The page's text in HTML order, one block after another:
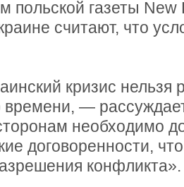
польской газеты New
считают, что
кризис нельзя
времени, —
необходимо
договоренности,
конфликта».